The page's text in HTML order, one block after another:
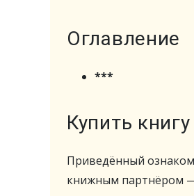
Оглавление
***
Купить книгу
Приведённый
книжным партнёром